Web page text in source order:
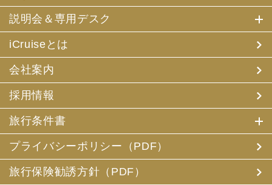
(1) 当社は、お申込みいただいた旅行サービスの手配及び
それらのサービスの受領のための手続に必要な範囲内、ま
保険の手続き上必要な範囲内で、それら運送・宿泊機関、
保険会社等に対し、お客様の氏名、性別、年齢、住所、電
話番号またはメールアドレス、パスポート番号、クレジッ
トカード番号を電磁的方法等で送付することにより提供い
(2) 当社は、旅行先でのお客様のお買い物等の便宜のた
め、当社の保有するお客様の個人データを土産物店に提供
することがあります。この場合、お客様の氏名、パスポー
ト番号及び搭乗される航空便名等に係る個人データを、予
め電磁的方法等で送付することによって提供いたします。
お客様の旅行中の連絡先の方の個人情報をお伺いすること
があります。この個人情報は、お客様に疾病等があった場
説明会＆専用デスク
iCruiseとは
会社案内
採用情報
旅行条件書
プライバシーポリシー（PDF）
旅行保険勧誘方針（PDF）